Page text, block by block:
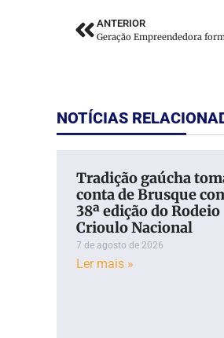
ANTERIOR
Geração Empreendedora
NOTÍCIAS
Tradição gaúcha
conta de Brusque
38ª edição do Rodeio
Crioulo Nacional
7 de agosto de 2026
Ler mais »